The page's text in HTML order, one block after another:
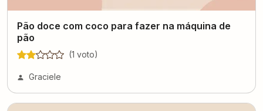
Pão doce com coco para fazer na máquina de
pão
(1 voto)
Graciele